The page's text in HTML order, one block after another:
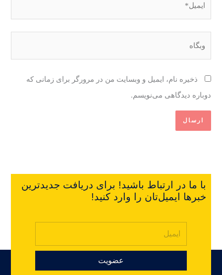
ذخیره نام، ایمیل و وبسایت من در مرورگر برای زمانی که
دوباره دیدگاهی می‌نویسم.
با ما در ارتباط باشید! برای دریافت جدیدترین
خبرها ایمیل‌تان را وارد کنید!
عضویت